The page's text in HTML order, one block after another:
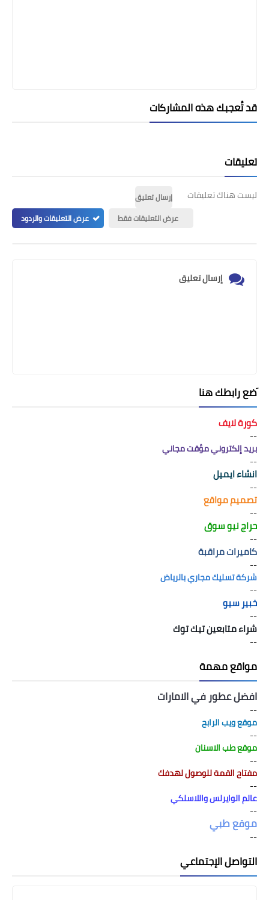
قد تُعجبك هذه المشاركات
تعليقات
ليست هناك تعليقات
إرسال تعليق
عرض التعليقات فقط
عرض التعليقات والردود
إرسال تعليق
َضع رابطك هنا
كورة لايف
--
بريد إلكتروني مؤقت مجاني
--
انشاء ايميل
--
تصميم مواقع
--
حراج نيو سوق
--
كاميرات مراقبة
--
شركة تسليك مجاري بالرياض
--
خبير سيو
--
شراء متابعين تيك توك
--
مواقع مهمة
افضل عطور في الامارات
--
موقع ويب الرابح
--
موقع طب الاسنان
--
مفتاح القمة للوصول لهدفك
--
عالم الوايرلس واللاسلكي
--
موقع طبي
--
التواصل الإجتماعي